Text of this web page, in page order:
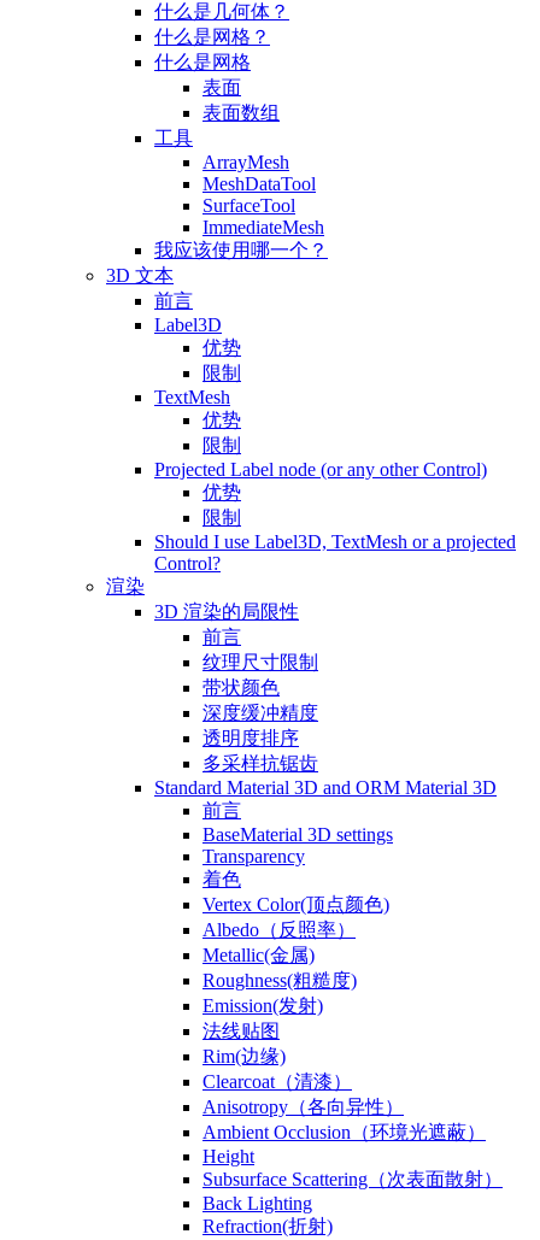
什么是几何体？
什么是网格？
什么是网格
表面
表面数组
工具
ArrayMesh
MeshDataTool
SurfaceTool
ImmediateMesh
我应该使用哪一个？
3D 文本
前言
Label3D
优势
限制
TextMesh
优势
限制
Projected Label node (or any other Control)
优势
限制
Should I use Label3D, TextMesh or a projected
Control?
渲染
3D 渲染的局限性
前言
纹理尺寸限制
带状颜色
深度缓冲精度
透明度排序
多采样抗锯齿
Standard Material 3D and ORM Material 3D
前言
BaseMaterial 3D settings
Transparency
着色
Vertex Color(顶点颜色)
Albedo（反照率）
Metallic(金属)
Roughness(粗糙度)
Emission(发射)
法线贴图
Rim(边缘)
Clearcoat（清漆）
Anisotropy（各向异性）
Ambient Occlusion（环境光遮蔽）
Height
Subsurface Scattering（次表面散射）
Back Lighting
Refraction(折射)